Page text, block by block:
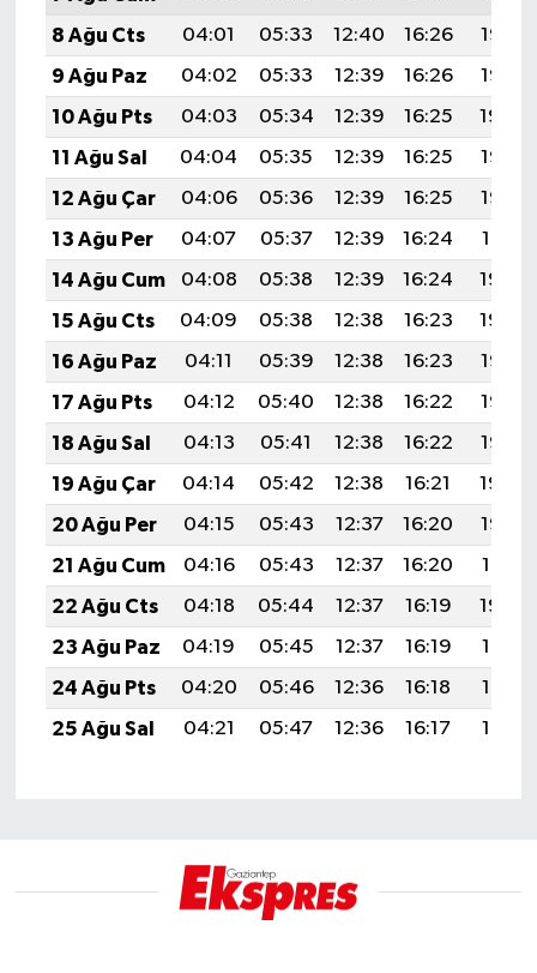
8 Ağu Cts
04:01 05:33 12:40 16:26
19:37
9 Ağu Paz
04:02 05:33 12:39 16:26
19:36
10 Ağu Pts
04:03 05:34 12:39 16:25
19:34
11 Ağu Sal
04:04 05:35 12:39 16:25
19:33
12 Ağu Çar
04:06 05:36 12:39 16:25
19:32
13 Ağu Per
04:07 05:37 12:39 16:24
19:31
14 Ağu Cum
04:08 05:38 12:39 16:24
19:30
15 Ağu Cts
04:09 05:38 12:38 16:23
19:29
16 Ağu Paz
04:11 05:39 12:38 16:23
19:27
17 Ağu Pts
04:12 05:40 12:38 16:22
19:26
18 Ağu Sal
04:13 05:41 12:38 16:22
19:25
19 Ağu Çar
04:14 05:42 12:38 16:21
19:24
20 Ağu Per
04:15 05:43 12:37 16:20
19:22
21 Ağu Cum
04:16 05:43 12:37 16:20
19:21
22 Ağu Cts
04:18 05:44 12:37 16:19
19:20
23 Ağu Paz
04:19 05:45 12:37 16:19
19:18
24 Ağu Pts
04:20 05:46 12:36 16:18
19:17
25 Ağu Sal
04:21 05:47 12:36 16:17 19:16